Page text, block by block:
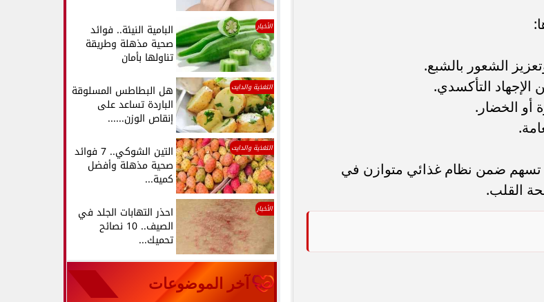
الشعور بالشبع.
التأكسدي.
أو الخضار.
تسهم ضمن نظام غذائي متوازن في
القلب.
الأخبار البامية النيئة.. فوائد
صحية مذهلة وطريقة
تناولها بأمان
التغذية والدايت هل البطاطس المسلوقة
الباردة تساعد على
إنقاص الوزن......
التغذية والدايت التين الشوكي.. 7 فوائد
صحية مذهلة وأفضل
كمية...
الأخبار احذر التهابات الجلد في
الصيف.. 10 نصائح
تحميك...
آخر الموضوعات